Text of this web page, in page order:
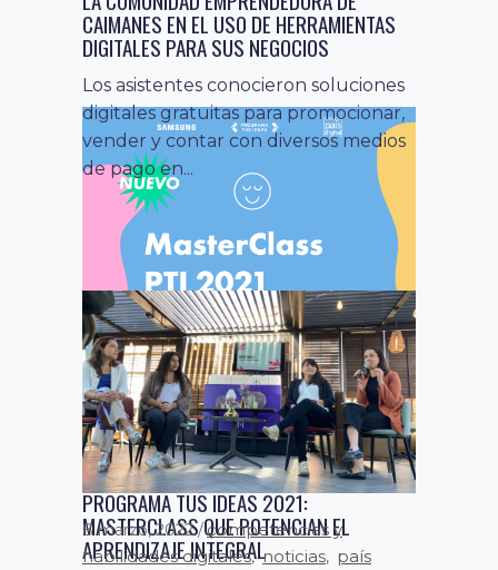
CAIMANES EN EL USO DE HERRAMIENTAS
DIGITALES PARA SUS NEGOCIOS
Los asistentes conocieron soluciones
digitales gratuitas para promocionar,
vender y contar con diversos medios
de pago en...
8 marzo, 2022 competencias y
habilidades digitales,noticias, país
25 marzo, 2021 educación,noticias
PROGRAMA TUS IDEAS 2021:
MASTERCLASS QUE POTENCIAN EL
APRENDIZAJE INTEGRAL